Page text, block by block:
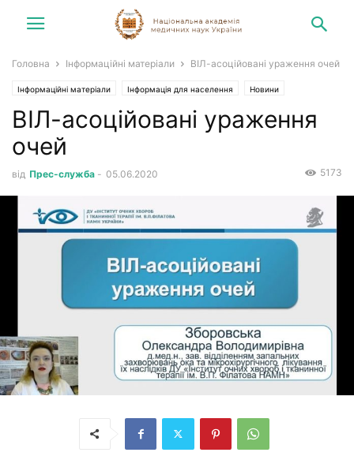
Головна Інформаційні матеріали ВІЛ-асоційовані ураження очей
Інформаційні матеріали Інформація для населення Новини
ВІЛ-асоційовані ураження
очей
від Прес-служба - 05.06.2020 5173